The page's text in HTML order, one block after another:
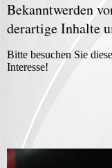
Bekanntwerden
derartige Inhalte
Bitte besuchen Sie
Interesse!